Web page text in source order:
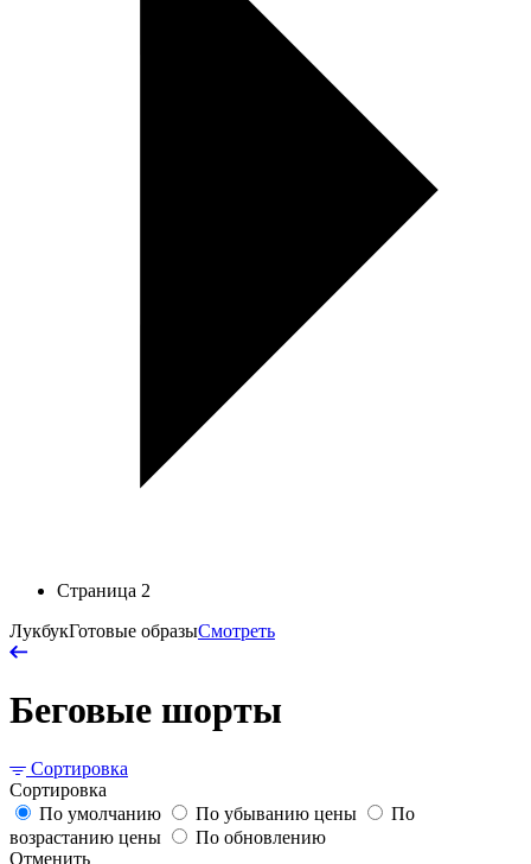
Страница 2
ЛукбукГотовые образыСмотреть
Беговые шорты
Сортировка
Сортировка
По умолчанию
По убыванию цены
По
возрастанию цены
По обновлению
Отменить